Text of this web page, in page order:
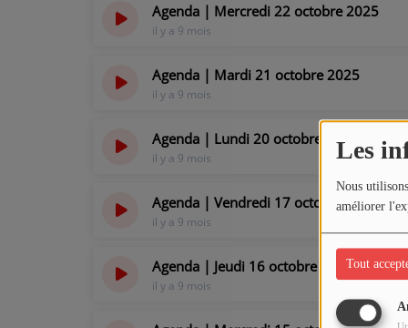
Les
Nous
améliorer
Tout
Agenda | Mercredi 22 octobre 2025
il y a 9 mois
Agenda | Mardi 21 octobre 2025
il y a 9 mois
Agenda | Lundi 20 octobre 2025
il y a 9 mois
Agenda | Vendredi 17 octobre 2025
il y a 9 mois
Agenda | Jeudi 16 octobre 2025
il y a 9 mois